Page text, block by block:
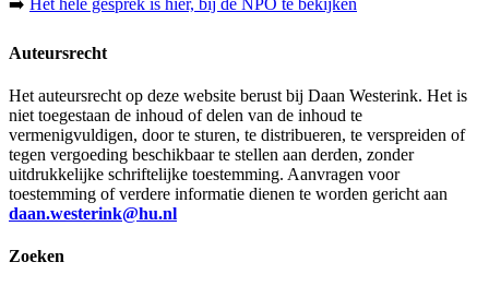
Auteursrecht
Het auteursrecht op deze website berust bij Daan Westerink. Het is
niet toegestaan de inhoud of delen van de inhoud te
vermenigvuldigen, door te sturen, te distribueren, te verspreiden of
tegen vergoeding beschikbaar te stellen aan derden, zonder
uitdrukkelijke schriftelijke toestemming. Aanvragen voor
toestemming of verdere informatie dienen te worden gericht aan
daan.westerink@hu.nl
Zoeken